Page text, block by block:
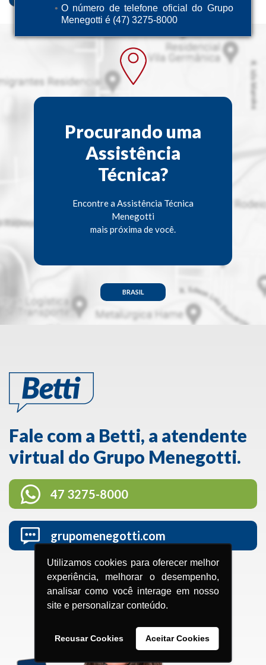
O número de telefone oficial do Grupo
Menegotti é (47) 3275-8000
Utilizamos cookies para oferecer melhor
experiência, melhorar o desempenho,
analisar como você interage em nosso
site e personalizar conteúdo.
Recusar Cookies Aceitar Cookies
Procurando uma
Assistência
Técnica?
Encontre a Assistência Técnica
Menegotti
mais próxima de você.
BRASIL
Fale com a Betti, a atendente
virtual do Grupo Menegotti.
47 3275-8000
grupomenegotti.com